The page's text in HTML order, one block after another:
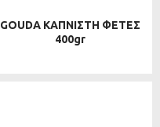
GOUDA ΚΑΠΝΙΣΤΗ ΦΕΤΕΣ
400gr